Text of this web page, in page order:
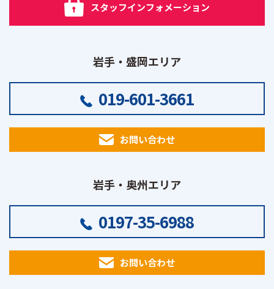
スタッフインフォメーション
岩手・盛岡エリア
019-601-3661
お問い合わせ
岩手・奥州エリア
0197-35-6988
お問い合わせ